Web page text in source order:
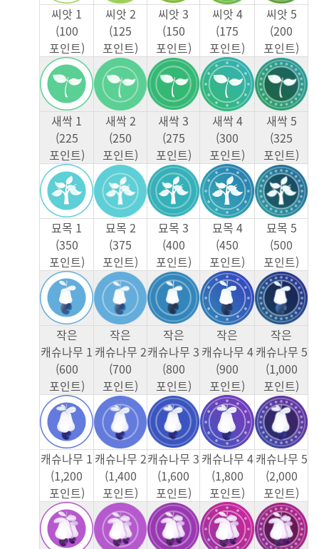
씨앗 1
(100
포인트)
씨앗 2
(125
포인트)
씨앗 3
(150
포인트)
씨앗 4
(175
포인트)
씨앗 5
(200
포인트)
새싹 1
(225
포인트)
새싹 2
(250
포인트)
새싹 3
(275
포인트)
새싹 4
(300
포인트)
새싹 5
(325
포인트)
묘목 1
(350
포인트)
묘목 2
(375
포인트)
묘목 3
(400
포인트)
묘목 4
(450
포인트)
묘목 5
(500
포인트)
작은
캐슈나무 1
(600
포인트)
작은
캐슈나무 2
(700
포인트)
작은
캐슈나무 3
(800
포인트)
작은
캐슈나무 4
(900
포인트)
작은
캐슈나무 5
(1,000
포인트)
캐슈나무 1
(1,200
포인트)
캐슈나무 2
(1,400
포인트)
캐슈나무 3
(1,600
포인트)
캐슈나무 4
(1,800
포인트)
캐슈나무 5
(2,000
포인트)